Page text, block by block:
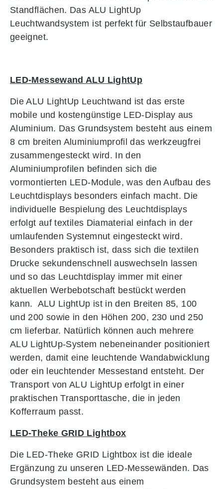
Standflächen. Das ALU LightUp
Leuchtwandsystem ist perfekt für Selbstaufbauer
geeignet.
LED-Messewand ALU LightUp
Die ALU LightUp Leuchtwand ist das erste
mobile und kostengünstige LED-Display aus
Aluminium. Das Grundsystem besteht aus einem
8 cm breiten Aluminiumprofil das werkzeugfrei
zusammengesteckt wird. In den
Aluminiumprofilen befinden sich die
vormontierten LED-Module, was den Aufbau des
Leuchtdisplays besonders einfach macht. Die
individuelle Bespielung des Leuchtdisplays
erfolgt auf textiles Diamaterial einfach in der
umlaufenden Systemnut eingesteckt wird.
Besonders praktisch ist, dass sich die textilen
Drucke sekundenschnell auswechseln lassen
und so das Leuchtdisplay immer mit einer
aktuellen Werbebotschaft bestückt werden
kann. ALU LightUp ist in den Breiten 85, 100
und 200 sowie in den Höhen 200, 230 und 250
cm lieferbar. Natürlich können auch mehrere
ALU LightUp-System nebeneinander positioniert
werden, damit eine leuchtende Wandabwicklung
oder ein leuchtender Messestand entsteht. Der
Transport von ALU LightUp erfolgt in einer
praktischen Transporttasche, die in jeden
Kofferraum passt.
LED-Theke GRID Lightbox
Die LED-Theke GRID Lightbox ist die ideale
Ergänzung zu unseren LED-Messewänden. Das
Grundsystem besteht aus einem